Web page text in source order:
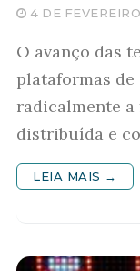
4 DE
O avanço das
plataformas
radicalmente a
distribuída e
LEIA MAIS →